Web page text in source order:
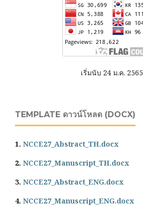
เริ่มนับ 24 ม.ค. 2565
TEMPLATE ดาวน์โหลด (DOCX)
1. NCCE27_Abstract_TH.docx
2. NCCE27_Manuscript_TH.docx
3. NCCE27_Abstract_ENG.docx
4. NCCE27_Manuscript_ENG.docx